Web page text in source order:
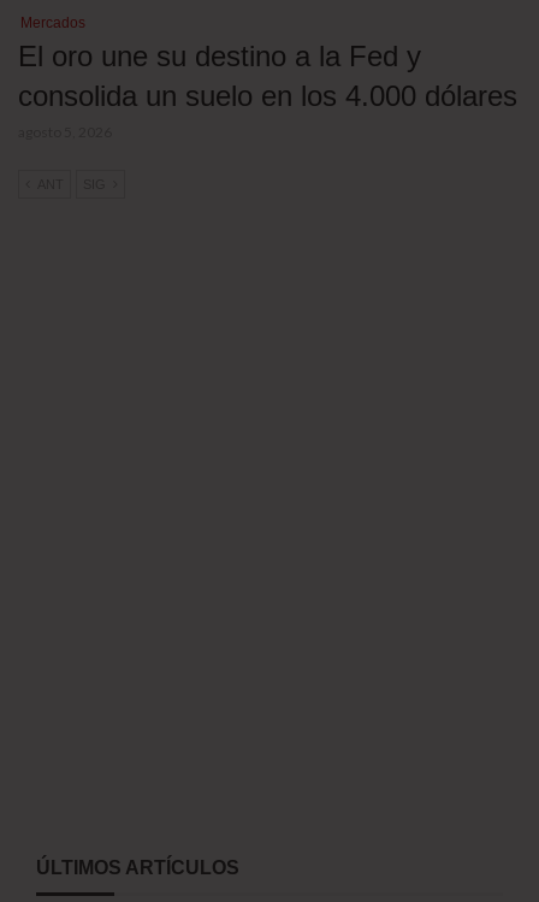
Mercados
El oro une su destino a la Fed y
consolida un suelo en los 4.000 dólares
ÚLTIMOS ARTÍCULOS